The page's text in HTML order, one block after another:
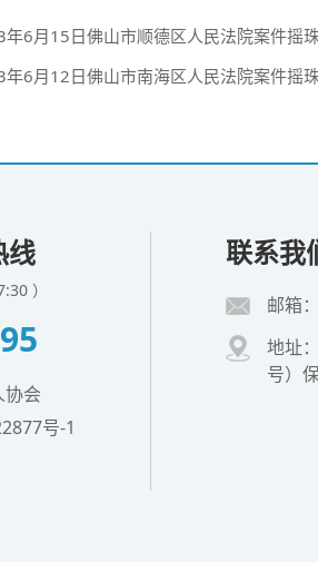
年6月15日佛山市顺德区人民法院案件摇
年6月12日佛山市南海区人民法院案件摇
线
）
会
号-1
联系我
邮箱
地址
号）